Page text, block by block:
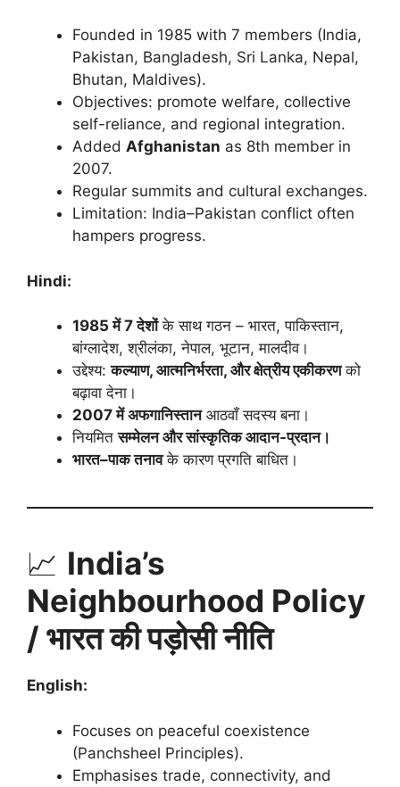
Founded in 1985 with 7 members (India,
Pakistan, Bangladesh, Sri Lanka, Nepal,
Bhutan, Maldives).
Objectives: promote welfare, collective
self-reliance, and regional integration.
Added Afghanistan as 8th member in
2007.
Regular summits and cultural exchanges.
Limitation: India–Pakistan conflict often
hampers progress.
Hindi:
1985 में 7 देशोंके साथ गठन – भारत, पाकिस्तान,
बांग्लादेश, श्रीलंका, नेपाल, भूटान, मालदीव।
उद्देश्य:कल्याण, आत्मनिर्भरता, और क्षेत्रीय एकीकरणको
बढ़ावा देना।
2007 में अफगानिस्तानआठवाँ सदस्य बना।
नियमितसम्मेलन और सांस्कृतिक आदान-प्रदान।
भारत–पाक तनावके कारण प्रगति बाधित।
📈 India’s
Neighbourhood Policy
/ भारत की पड़ोसी नीति
English:
Focuses on peaceful coexistence
(Panchsheel Principles).
Emphasises trade, connectivity, and